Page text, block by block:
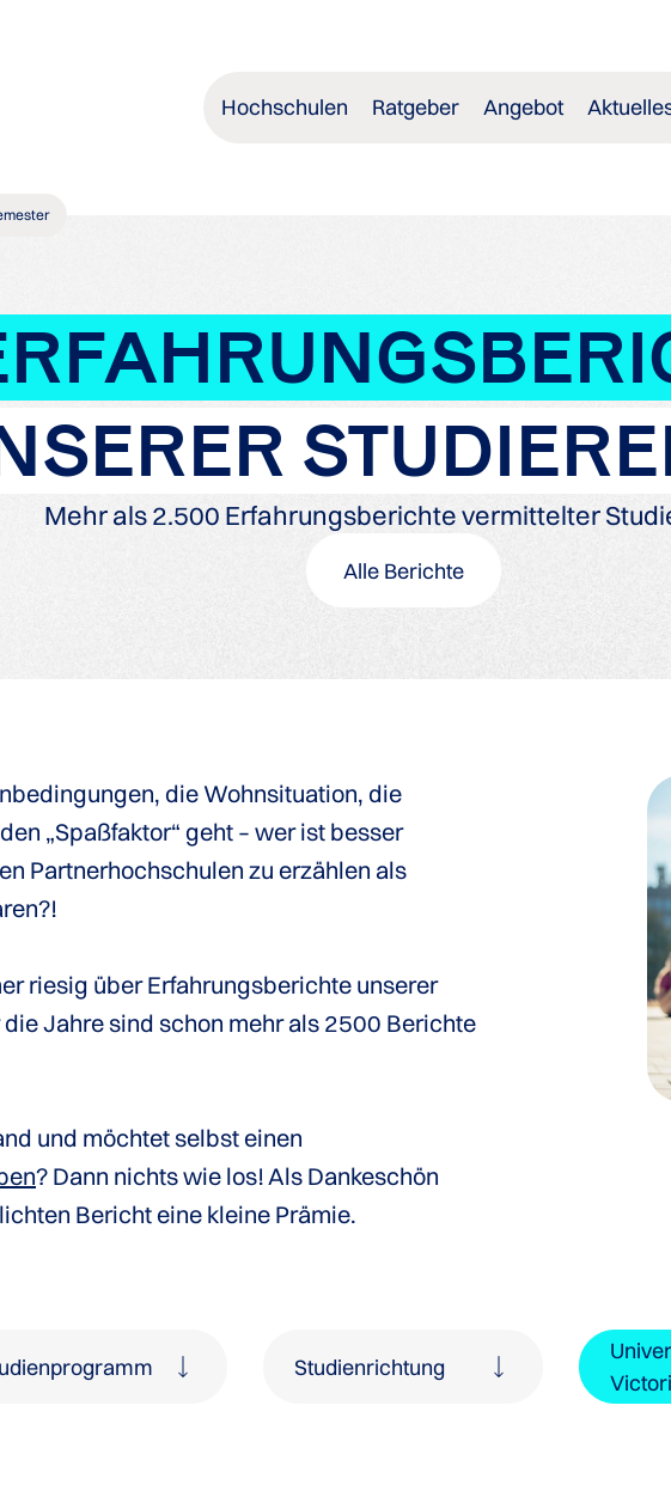
Hochschulen Ratgeber Angebot
Mehr als 2.500 Erfahrungsberichte vermittelter
Alle Berichte
die Wohnsituation, die
„Spaßfaktor“ geht – wer ist besser
Partnerhochschulen zu erzählen als
riesig über Erfahrungsberichte unserer
die Jahre sind schon mehr als 2500 Berichte
und möchtet selbst einen
? Dann nichts wie los! Als Dankeschön
Bericht eine kleine Prämie.
Studienrichtung